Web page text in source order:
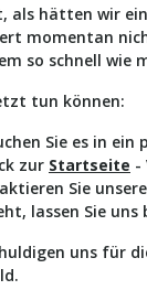
als hätten wir
momentan
so schnell wie
tun können:
Sie es in
zur Startseite -
Sie
lassen Sie
uns für